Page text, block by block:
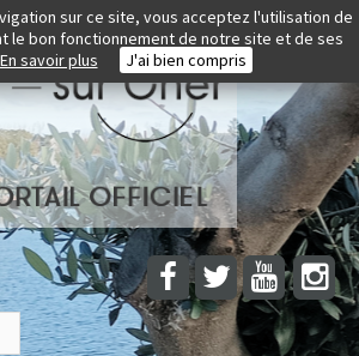
sur ce site, vous acceptez l'utilisation de
le bon fonctionnement de notre site et de ses
En savoir plus J'ai bien compris